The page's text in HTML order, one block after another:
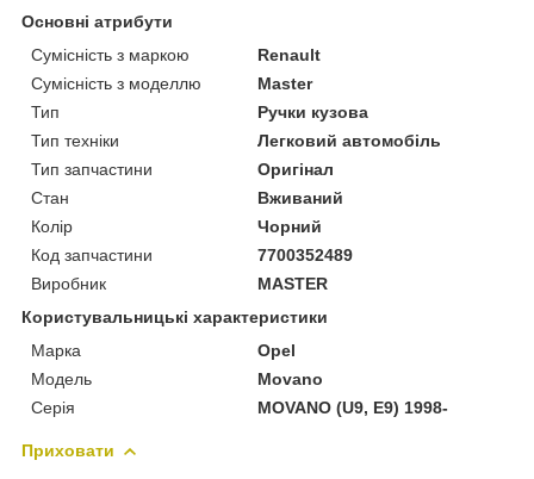
Основні атрибути
Сумісність з маркою
Renault
Сумісність з моделлю
Master
Тип
Ручки кузова
Тип техніки
Легковий автомобіль
Тип запчастини
Оригінал
Стан
Вживаний
Колір
Чорний
Код запчастини
7700352489
Виробник
MASTER
Користувальницькі характеристики
Марка
Opel
Модель
Movano
Серія
MOVANO (U9, E9) 1998-
Приховати